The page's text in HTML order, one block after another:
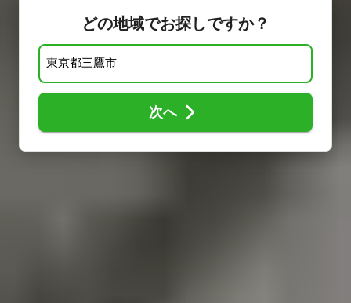
どの地域でお探しですか？
次へ